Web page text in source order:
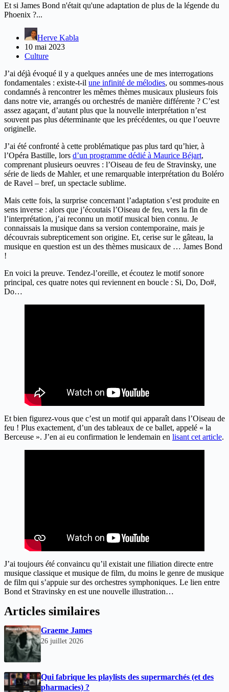
Et si James Bond n'était qu'une adaptation de plus de la légende du
Phoenix ?...
Herve Kabla
10 mai 2023
Culture
J’ai déjà évoqué il y a quelques années une de mes interrogations
fondamentales : existe-t-il une infinité de mélodies, ou sommes-nous
condamnés à rencontrer les mêmes thèmes musicaux plusieurs fois
dans notre vie, arrangés ou orchestrés de manière différente ? C’est
assez agaçant, d’autant plus que la nouvelle interprétation n’est
souvent pas plus déterminante que les précédentes, ou que l’oeuvre
originelle.
J’ai été confronté à cette problématique pas plus tard qu’hier, à
l’Opéra Bastille, lors d’un programme dédié à Maurice Béjart,
comprenant plusieurs oeuvres : l’Oiseau de feu de Stravinsky, une
série de lieds de Mahler, et une remarquable interprétation du Boléro
de Ravel – bref, un spectacle sublime.
Mais cette fois, la surprise concernant l’adaptation s’est produite en
sens inverse : alors que j’écoutais l’Oiseau de feu, vers la fin de
l’interprétation, j’ai reconnu un motif musical bien connu. Je
connaissais la musique dans sa version contemporaine, mais je
découvrais subrepticement son origine. Et, cerise sur le gâteau, la
musique en question est un des thèmes musicaux de … James Bond
!
En voici la preuve. Tendez-l’oreille, et écoutez le motif sonore
principal, ces quatre notes qui reviennent en boucle : Si, Do, Do#,
Do…
Et bien figurez-vous que c’est un motif qui apparaît dans l’Oiseau de
feu ! Plus exactement, d’un des tableaux de ce ballet, appelé « la
Berceuse ». J’en ai eu confirmation le lendemain en lisant cet article.
J’ai toujours été convaincu qu’il existait une filiation directe entre
musique classique et musique de film, du moins le genre de musique
de film qui s’appuie sur des orchestres symphoniques. Le lien entre
Bond et Stravinsky en est une nouvelle illustration…
Articles similaires
Graeme James
26 juillet 2026
Qui fabrique les playlists des supermarchés (et des
pharmacies) ?